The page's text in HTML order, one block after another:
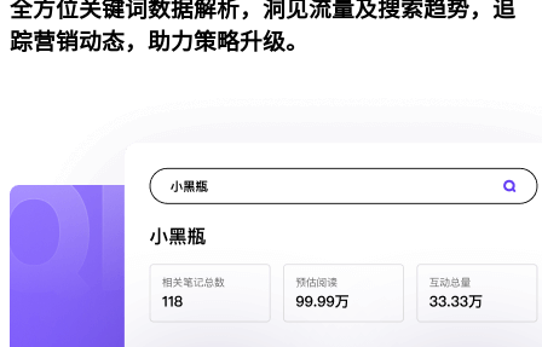
全方位关键词数据解析，洞见流量及搜索趋势，追
踪营销动态，助力策略升级。